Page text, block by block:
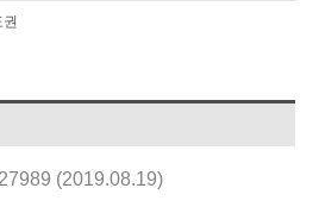
(2019.08.19)